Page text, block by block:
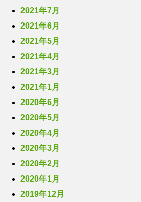
2021年7月
2021年6月
2021年5月
2021年4月
2021年3月
2021年1月
2020年6月
2020年5月
2020年4月
2020年3月
2020年2月
2020年1月
2019年12月